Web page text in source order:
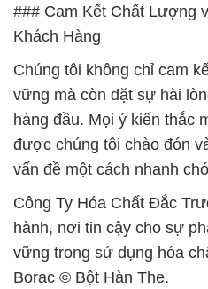
### Cam Kết Chất Lượng
Khách Hàng
Chúng tôi không chỉ cam
vững mà còn đặt sự hài
hàng đầu. Mọi ý kiến thắc
được chúng tôi chào đón
vấn đề một cách nhanh
Công Ty Hóa Chất Đắc
hành, nơi tin cậy cho sự
vững trong sử dụng hóa
Borac © Bột Hàn The.